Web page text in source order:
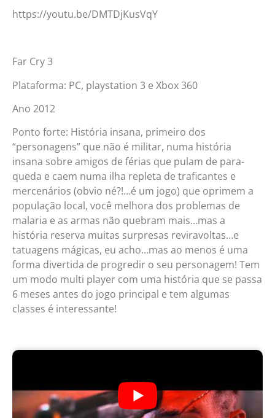
https://youtu.be/DMTDjKusVqY
Far Cry 3
Plataforma: PC, playstation 3 e Xbox 360
Ano 2012
Ponto forte: História insana, primeiro dos
“personagens” que não é militar, numa história
insana sobre amigos de férias que pulam de para-
queda e caem numa ilha repleta de traficantes e
mercenários (obvio né?!…é um jogo) que oprimem a
população local, você melhora dos problemas de
malaria e as armas não quebram mais…mas a
história reserva muitas surpresas reviravoltas…e
tatuagens mágicas, eu acho…mas ao menos é uma
forma divertida de progredir o seu personagem! Tem
um modo multi player com uma história que se passa
6 meses antes do jogo principal e tem algumas
classes é interessante!